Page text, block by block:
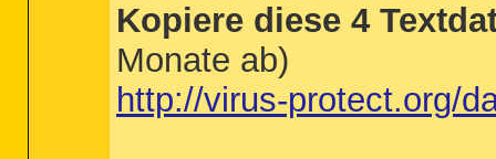
Kopiere diese 4
Monate ab)
http://virus-protect.org/